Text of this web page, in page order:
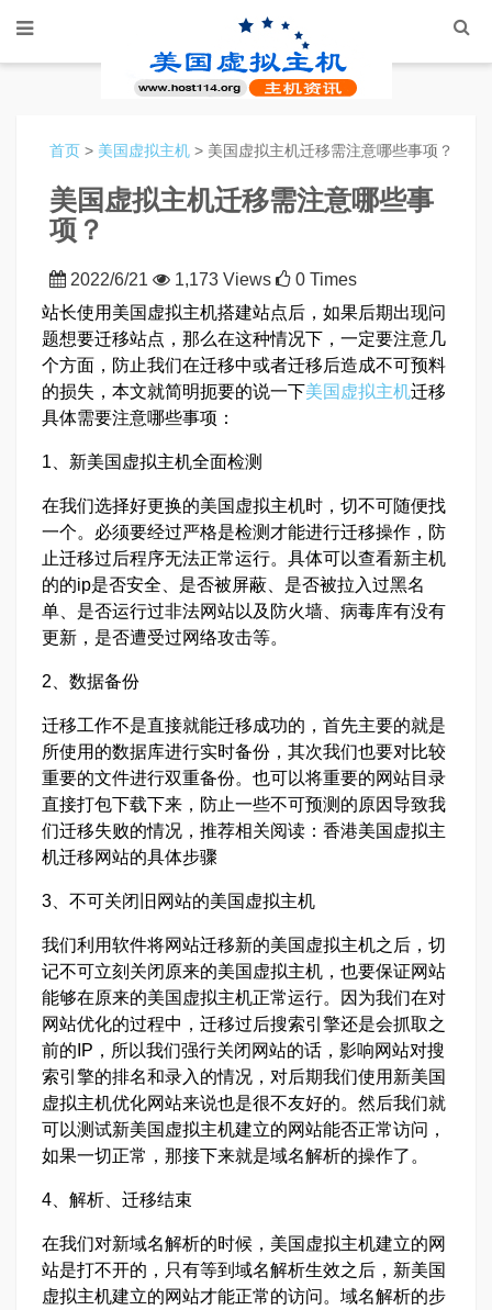
首页 > 美国虚拟主机 > 美国虚拟主机迁移需注意哪些事项？
美国虚拟主机迁移需注意哪些事
项？
2022/6/21 1,173 Views
0 Times
站长使用美国虚拟主机搭建站点后，如果后期出现问
题想要迁移站点，那么在这种情况下，一定要注意几
个方面，防止我们在迁移中或者迁移后造成不可预料
的损失，本文就简明扼要的说一下美国虚拟主机迁移
具体需要注意哪些事项：
1、新美国虚拟主机全面检测
在我们选择好更换的美国虚拟主机时，切不可随便找
一个。必须要经过严格是检测才能进行迁移操作，防
止迁移过后程序无法正常运行。具体可以查看新主机
的的ip是否安全、是否被屏蔽、是否被拉入过黑名
单、是否运行过非法网站以及防火墙、病毒库有没有
更新，是否遭受过网络攻击等。
2、数据备份
迁移工作不是直接就能迁移成功的，首先主要的就是
所使用的数据库进行实时备份，其次我们也要对比较
重要的文件进行双重备份。也可以将重要的网站目录
直接打包下载下来，防止一些不可预测的原因导致我
们迁移失败的情况，推荐相关阅读：香港美国虚拟主
机迁移网站的具体步骤
3、不可关闭旧网站的美国虚拟主机
我们利用软件将网站迁移新的美国虚拟主机之后，切
记不可立刻关闭原来的美国虚拟主机，也要保证网站
能够在原来的美国虚拟主机正常运行。因为我们在对
网站优化的过程中，迁移过后搜索引擎还是会抓取之
前的IP，所以我们强行关闭网站的话，影响网站对搜
索引擎的排名和录入的情况，对后期我们使用新美国
虚拟主机优化网站来说也是很不友好的。然后我们就
可以测试新美国虚拟主机建立的网站能否正常访问，
如果一切正常，那接下来就是域名解析的操作了。
4、解析、迁移结束
在我们对新域名解析的时候，美国虚拟主机建立的网
站是打不开的，只有等到域名解析生效之后，新美国
虚拟主机建立的网站才能正常的访问。域名解析的步